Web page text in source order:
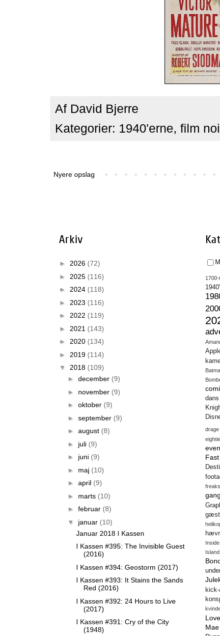
Af David Bjerre
Kategorier: 1940'erne, film
Nyere opslag
Arkiv
► 2026 (72)
► 2025 (116)
► 2024 (118)
► 2023 (116)
► 2022 (119)
► 2021 (143)
► 2020 (134)
► 2019 (114)
▼ 2018 (109)
► december (9)
► november (9)
► oktober (9)
► september (9)
► august (8)
► juli (9)
► juni (9)
► maj (10)
► april (9)
► marts (10)
► februar (8)
▼ januar (10)
Januar 2018 I Kassen
I Kassen #395: The Invisible Guest
(2016)
I Kassen #394: Geostorm (2017)
I Kassen #393: It Stains the Sands
Red (2016)
I Kassen #392: 24 Hours to Live
(2017)
I Kassen #391: Cry of the City
(1948)
1700-
dans
drage
freaks
Island